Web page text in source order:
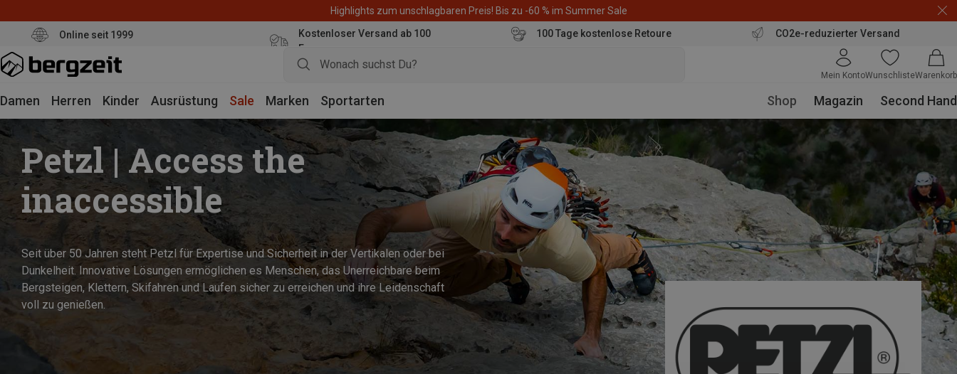
Highlights zum unschlagbaren Preis! Bis zu -60 % im Summer Sale
Online seit 1999
Kostenloser Versand ab 100
Euro
100 Tage kostenlose Retoure CO2e-reduzierter Versand
Mein KontoWunschlisteWarenkorb
Damen Herren Kinder Ausrüstung Sale Marken Sportarten Shop Magazin Second Hand
Petzl | Access the
inaccessible
Seit über 50 Jahren steht Petzl für Expertise und Sicherheit in der Vertikalen oder bei
Dunkelheit. Innovative Lösungen ermöglichen es Menschen, das Unerreichbare beim
Bergsteigen, Klettern, Skifahren und Laufen sicher zu erreichen und ihre Leidenschaft
voll zu genießen.